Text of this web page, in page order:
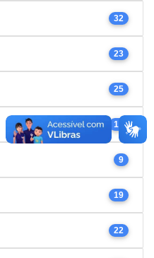
32
23
25
17
9
19
22